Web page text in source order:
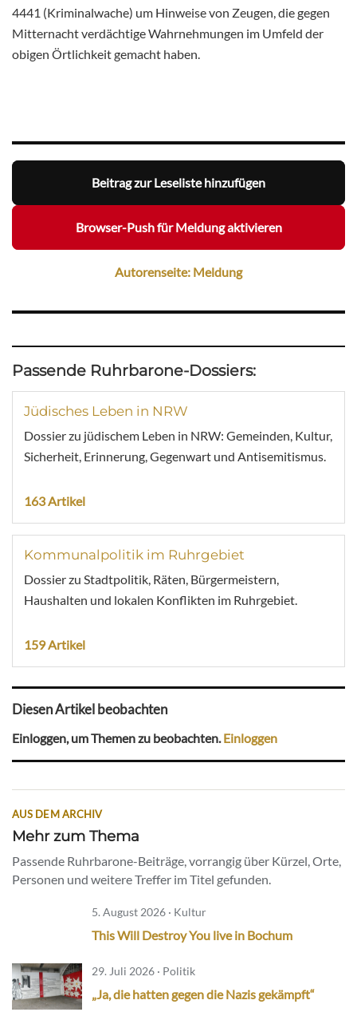
4441 (Kriminalwache) um Hinweise von Zeugen, die gegen
Mitternacht verdächtige Wahrnehmungen im Umfeld der
obigen Örtlichkeit gemacht haben.
Beitrag zur Leseliste hinzufügen
Browser-Push für Meldung aktivieren
Autorenseite: Meldung
Passende Ruhrbarone-Dossiers:
Jüdisches Leben in NRW
Dossier zu jüdischem Leben in NRW: Gemeinden, Kultur,
Sicherheit, Erinnerung, Gegenwart und Antisemitismus.
163 Artikel
Kommunalpolitik im Ruhrgebiet
Dossier zu Stadtpolitik, Räten, Bürgermeistern,
Haushalten und lokalen Konflikten im Ruhrgebiet.
159 Artikel
Diesen Artikel beobachten
Einloggen, um Themen zu beobachten.Einloggen
AUS DEM ARCHIV
Mehr zum Thema
Passende Ruhrbarone-Beiträge, vorrangig über Kürzel, Orte,
Personen und weitere Treffer im Titel gefunden.
5. August 2026 · Kultur
This Will Destroy You live in Bochum
29. Juli 2026 · Politik
„Ja, die hatten gegen die Nazis gekämpft“